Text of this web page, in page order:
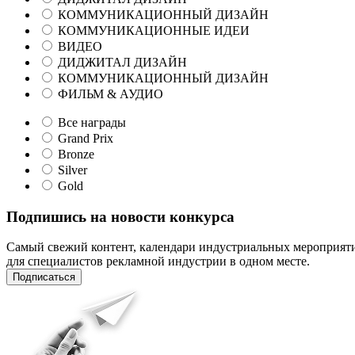
КОММУНИКАЦИОННЫЙ ДИЗАЙН
КОММУНИКАЦИОННЫЕ ИДЕИ
ВИДЕО
ДИДЖИТАЛ ДИЗАЙН
КОММУНИКАЦИОННЫЙ ДИЗАЙН
ФИЛЬМ & АУДИО
Все награды
Grand Prix
Bronze
Silver
Gold
Подпишись на новости конкурса
Самый свежий контент, календари индустриальных
для специалистов рекламной индустрии в одном месте.
Подписаться